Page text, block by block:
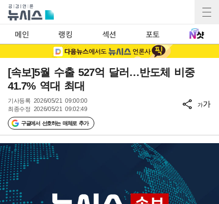
메인 랭킹 섹션 포토
[속보]5월 수출 527억 달러…반도체 비중
41.7% 역대 최대
기사등록 2026/05/21 09:00:00
최종수정 2026/05/21 09:02:49
구글에서 선호하는 매체로 추가
가가